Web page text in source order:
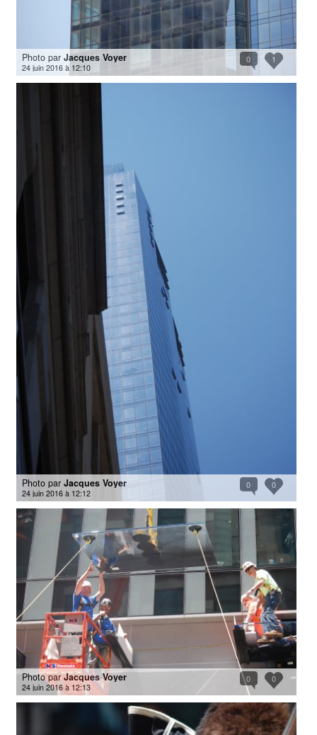
1
0
Photo par Jacques Voyer
24 juin 2016 à 12:10
0
0
Photo par Jacques Voyer
24 juin 2016 à 12:12
0
0
Photo parJacques Voyer
24 juin 2016 à 12:13